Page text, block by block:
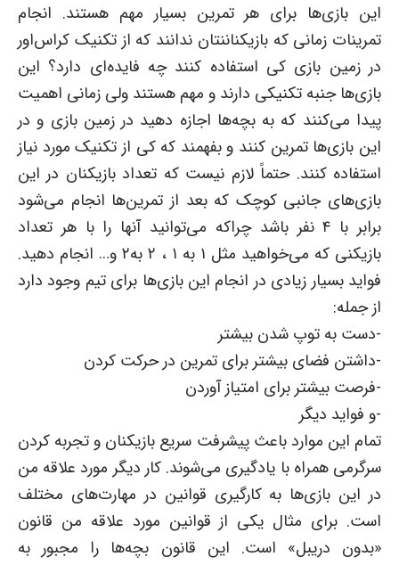
این بازی‌ها برای هر تمرین بسیار مهم هستند. انجام
تمرینات زمانی که بازیکناننتان ندانند که از تکنیک کراس‌اور
در زمین بازی کی استفاده کنند چه فایده‌ای دارد؟ این
بازی‌ها جنبه تکنیکی دارند و مهم هستند ولی زمانی اهمیت
پیدا می‌کنند که به بچه‌ها اجازه دهید در زمین بازی و در
این بازی‌ها تمرین کنند و بفهمند که کی از تکنیک مورد نیاز
استفاده کنند. حتماً لازم نیست که تعداد بازیکنان در این
بازی‌های جانبی کوچک که بعد از تمرین‌ها انجام می‌شود
برابر با ۴ نفر باشد چراکه می‌توانید آنها را با هر تعداد
بازیکنی که می‌خواهید مثل ۱ به ۱ ، ۲ به۲ و… انجام دهید.
فواید بسیار زیادی در انجام این بازی‌ها برای تیم وجود دارد
از جمله:
-دست به توپ شدن بیشتر
-داشتن فضای بیشتر برای تمرین در حرکت کردن
-فرصت بیشتر برای امتیاز آوردن
-و فواید دیگر
تمام این موارد باعث پیشرفت سریع بازیکنان و تجربه کردن
سرگرمی همراه با یادگیری می‌شوند. کار دیگر مورد علاقه من
در این بازی‌ها به کارگیری قوانین در مهارت‌های مختلف
است. برای مثال یکی از قوانین مورد علاقه من قانون
«بدون دریبل» است. این قانون بچه‌ها را مجبور به